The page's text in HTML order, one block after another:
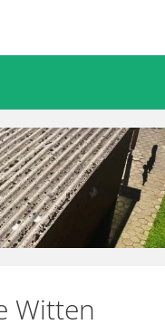
Witten